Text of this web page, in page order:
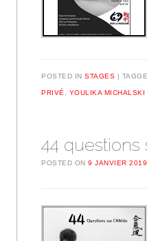
POSTED INSTAGES
PRIVÉ, YOULIKA MICHALSKI
44 questions
POSTED ON9 JANVIER 2019